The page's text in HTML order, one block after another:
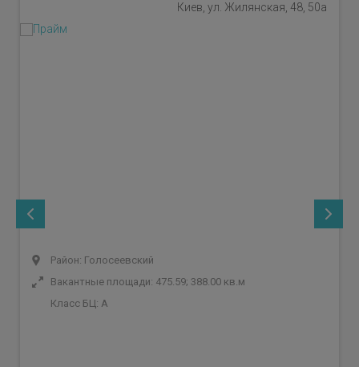
Киев, ул. Жилянская, 48, 50а
Район: Голосеевский
Вакантные площади: 475.59; 388.00 кв.м
Класс БЦ: A